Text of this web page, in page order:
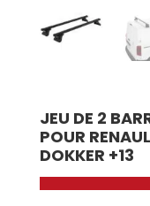
JEU DE 2
POUR
DOKKER +13